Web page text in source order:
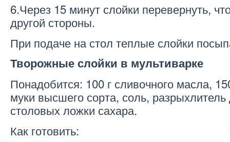
6.Через 15 минут слойки перевернуть,
другой стороны.
При подаче на стол теплые слойки
Творожные слойки в мультиварке
Понадобится: 100 г сливочного масла,
муки высшего сорта, соль, разрыхлитель
столовых ложки сахара.
Как готовить: